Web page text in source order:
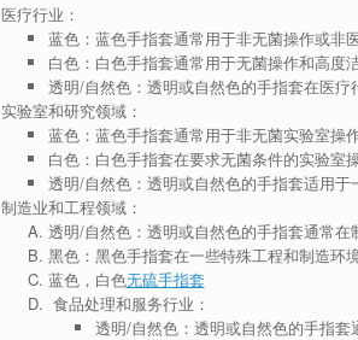
医疗行业：
蓝色：蓝色手指套通常用于非无菌操作或非
白色：白色手指套通常用于无菌操作和高度
透明/自然色：透明或自然色的手指套在医
实验室和研究领域：
蓝色：蓝色手指套通常用于非无菌实验室操
白色：白色手指套在要求无菌条件的实验室
透明/自然色：透明或自然色的手指套适用
制造业和工程领域：
透明/自然色：透明或自然色的手指套通常
黑色：黑色手指套在一些特殊工程和制造环
蓝色，白色无硫手指套
食品处理和服务行业：
透明/自然色：透明或自然色的手指